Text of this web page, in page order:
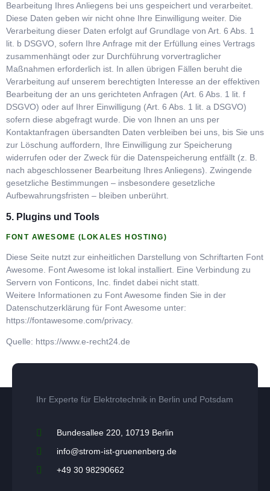
Bearbeitung Ihres Anliegens bei uns gespeichert und verarbeitet.
Diese Daten geben wir nicht ohne Ihre Einwilligung weiter. Die
Verarbeitung dieser Daten erfolgt auf Grundlage von Art. 6 Abs. 1
lit. b DSGVO, sofern Ihre Anfrage mit der Erfüllung eines Vertrags
zusammenhängt oder zur Durchführung vorvertraglicher
Maßnahmen erforderlich ist. In allen übrigen Fällen beruht die
Verarbeitung auf unserem berechtigten Interesse an der effektiven
Bearbeitung der an uns gerichteten Anfragen (Art. 6 Abs. 1 lit. f
DSGVO) oder auf Ihrer Einwilligung (Art. 6 Abs. 1 lit. a DSGVO)
sofern diese abgefragt wurde. Die von Ihnen an uns per
Kontaktanfragen übersandten Daten verbleiben bei uns, bis Sie uns
zur Löschung auffordern, Ihre Einwilligung zur Speicherung
widerrufen oder der Zweck für die Datenspeicherung entfällt (z. B.
nach abgeschlossener Bearbeitung Ihres Anliegens). Zwingende
gesetzliche Bestimmungen – insbesondere gesetzliche
Aufbewahrungsfristen – bleiben unberührt.
5. Plugins und Tools
FONT AWESOME (LOKALES HOSTING)
Diese Seite nutzt zur einheitlichen Darstellung von Schriftarten Font
Awesome. Font Awesome ist lokal installiert. Eine Verbindung zu
Servern von Fonticons, Inc. findet dabei nicht statt.
Weitere Informationen zu Font Awesome finden Sie in der
Datenschutzerklärung für Font Awesome unter:
https://fontawesome.com/privacy.
Quelle: https://www.e-recht24.de
Ihr Experte für Elektrotechnik in Berlin und Potsdam
Bundesallee 220, 10719 Berlin
info@strom-ist-gruenenberg.de
+49 30 98290662